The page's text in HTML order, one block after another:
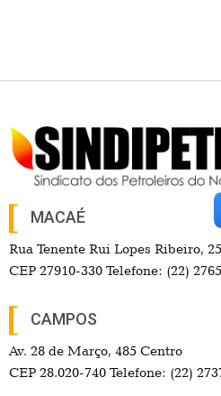
MACAÉ
Rua Tenente Rui Lopes Ribeiro,
CEP 27910-330 Telefone: (22)
CAMPOS
Av. 28 de Março, 485 Centro
CEP 28.020-740 Telefone: (22)